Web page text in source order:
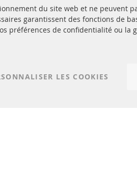
Service Clients
à propos de nous
Résilier le contrat
du site web et ne peuvent
garantissent des fonctions de
préférences de confidentialité ou la
LES COOKIES